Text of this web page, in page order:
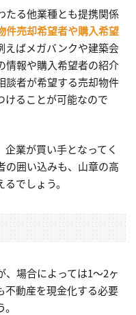
たる他業種とも提携関係
件売却希望者や購入希望
えばメガバンクや建築会
情報や購入希望者の紹介
談者が希望する売却物件
けることが可能なので
業が買い手となってく
の囲い込みも、山章の高
でしょう。
場合によっては1～2ヶ
不動産を現金化する必要